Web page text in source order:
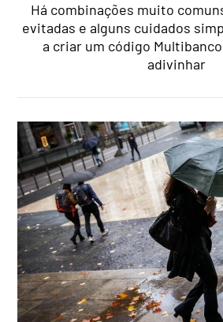
Há combinações muito
evitadas e alguns cuidados
a criar um código
adivinhar